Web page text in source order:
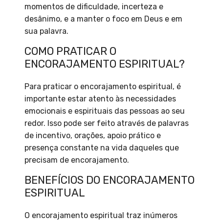
momentos de dificuldade, incerteza e
desânimo, e a manter o foco em Deus e em
sua palavra.
COMO PRATICAR O
ENCORAJAMENTO ESPIRITUAL?
Para praticar o encorajamento espiritual, é
importante estar atento às necessidades
emocionais e espirituais das pessoas ao seu
redor. Isso pode ser feito através de palavras
de incentivo, orações, apoio prático e
presença constante na vida daqueles que
precisam de encorajamento.
BENEFÍCIOS DO ENCORAJAMENTO
ESPIRITUAL
O encorajamento espiritual traz inúmeros